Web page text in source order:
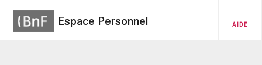
Espace Personnel AIDE